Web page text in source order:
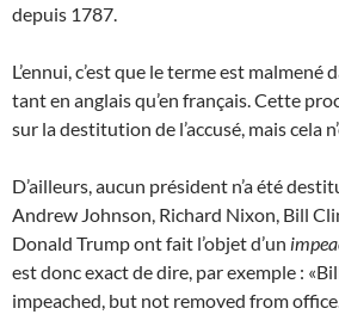
depuis 1787.
L’ennui, c’est que le terme est malmené
tant en anglais qu’en français. Cette
sur la destitution de l’accusé, mais cela
D’ailleurs, aucun président n’a été
Andrew Johnson, Richard Nixon, Bill
Donald Trump ont fait l’objet d’un
est donc exact de dire, par exemple :
impeached, but not removed from